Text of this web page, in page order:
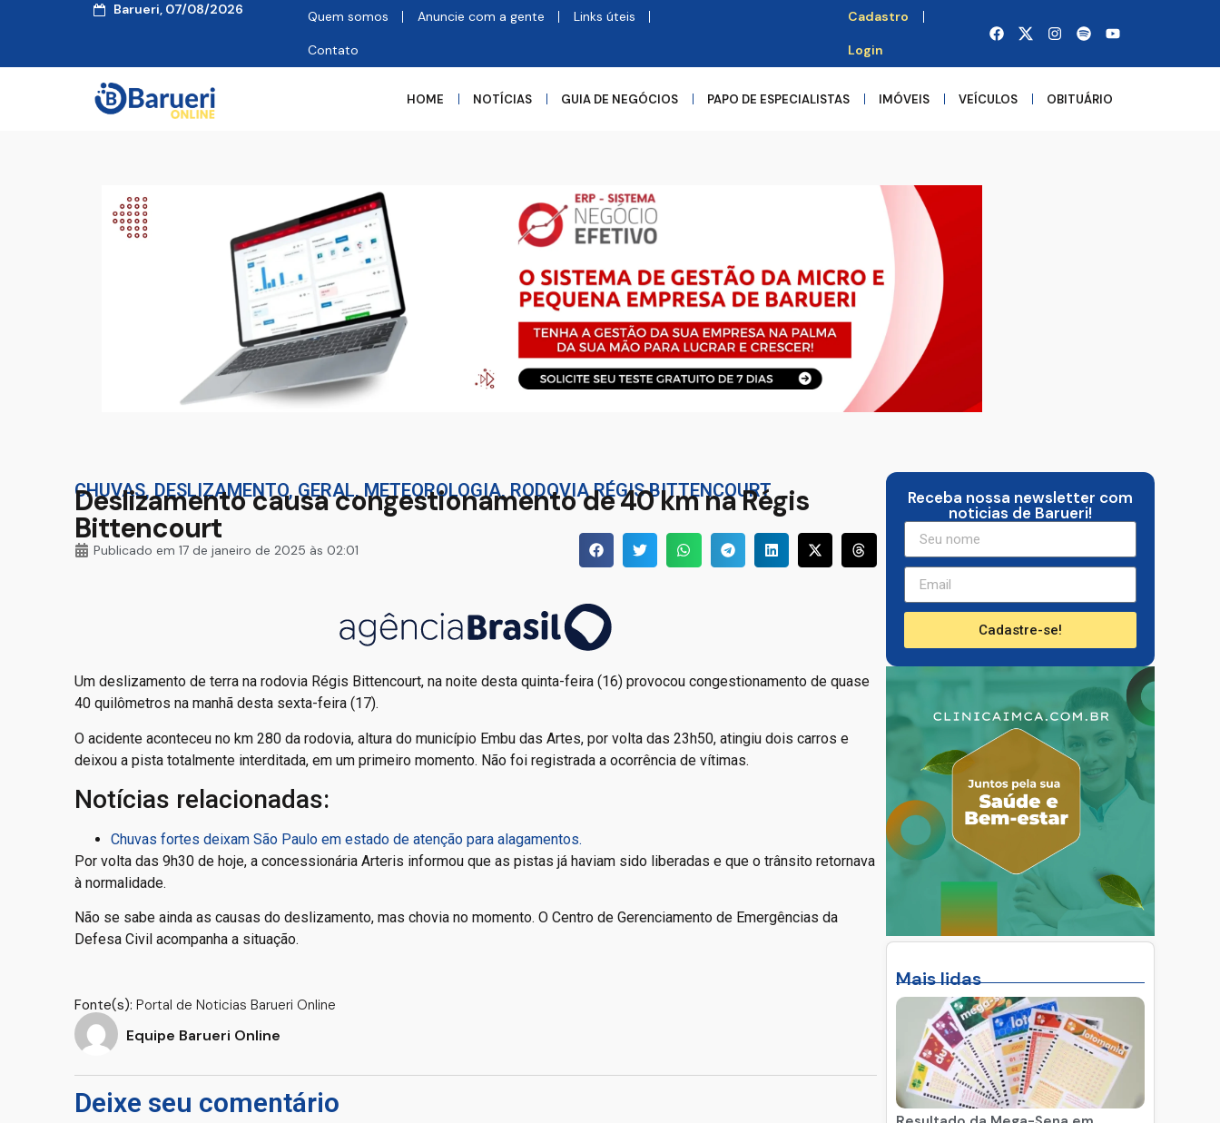
Barueri, 07/08/2026 Quem somos Anuncie com a gente Links úteis
Contato
Cadastro
Login
HOME NOTÍCIAS GUIA DE NEGÓCIOS PAPO DE ESPECIALISTAS IMÓVEIS VEÍCULOS OBITUÁRIO
CHUVAS,DESLIZAMENTO,GERAL,METEOROLOGIA,RODOVIA RÉGIS BITTENCOURT
Deslizamento causa congestionamento de 40 km na Régis
Bittencourt
Publicado em 17 de janeiro de 2025 às 02:01
Um deslizamento de terra na rodovia Régis Bittencourt, na noite desta quinta-feira (16) provocou congestionamento de quase
40 quilômetros na manhã desta sexta-feira (17).
O acidente aconteceu no km 280 da rodovia, altura do município Embu das Artes, por volta das 23h50, atingiu dois carros e
deixou a pista totalmente interditada, em um primeiro momento. Não foi registrada a ocorrência de vítimas.
Notícias relacionadas:
Chuvas fortes deixam São Paulo em estado de atenção para alagamentos.
Por volta das 9h30 de hoje, a concessionária Arteris informou que as pistas já haviam sido liberadas e que o trânsito retornava
à normalidade.
Não se sabe ainda as causas do deslizamento, mas chovia no momento. O Centro de Gerenciamento de Emergências da
Defesa Civil acompanha a situação.
Fonte(s): Portal de Noticias Barueri Online
Equipe Barueri Online
Deixe seu comentário
Mais lidas
Receba nossa newsletter com
noticias de Barueri!
Cadastre-se!